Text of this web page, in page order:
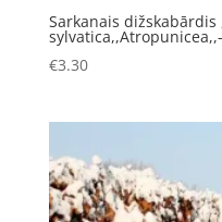
Sarkanais
€3.30